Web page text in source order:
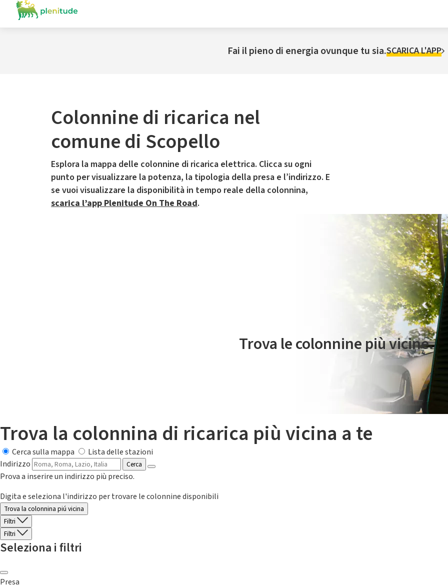
Fai il pieno di energia ovunque tu sia.SCARICA L'APP
Colonnine di ricarica nel
comune di Scopello
Esplora la mappa delle colonnine di ricarica elettrica. Clicca su ogni
punto per visualizzare la potenza, la tipologia della presa e l’indirizzo. E
se vuoi visualizzare la disponibilità in tempo reale della colonnina,
scarica l’app Plenitude On The Road.
Il servizio di mobilità elettrica è gestito da Plenitude On The Road
Trova le colonnine più vicine.
Trova la colonnina di ricarica più vicina a te
Cerca sulla mappa
Lista delle stazioni
Indirizzo
Cerca
Prova a inserire un indirizzo più preciso.
Digita e seleziona l'indirizzo per trovare le colonnine disponibili
Trova la colonnina piú vicina
Filtri
Filtri
Seleziona i filtri
Presa